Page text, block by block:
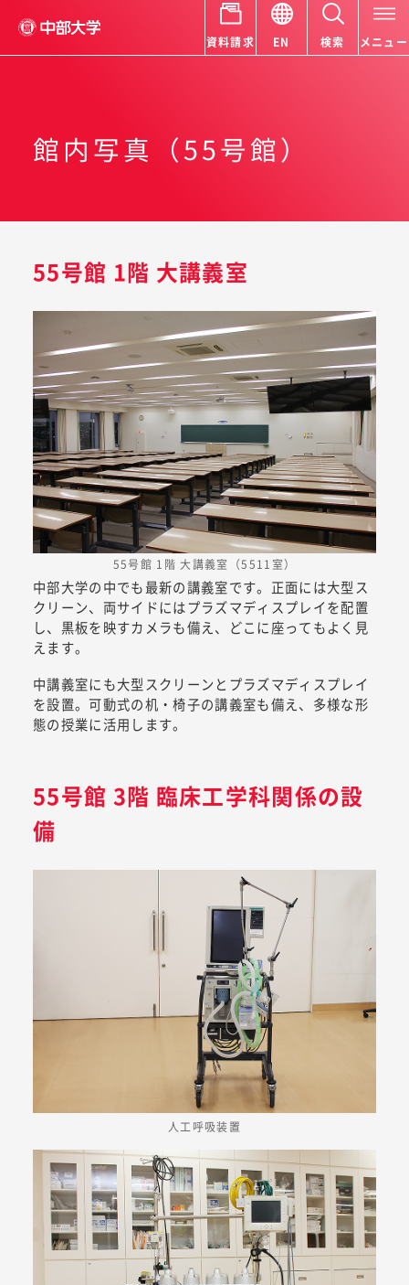
資料請求 EN 検索 メニュー
館内写真（55号館）
55号館 1階 大講義室
55号館 1階 大講義室（5511室）
中部大学の中でも最新の講義室です。正面には大型ス
クリーン、両サイドにはプラズマディスプレイを配置
し、黒板を映すカメラも備え、どこに座ってもよく見
えます。
中講義室にも大型スクリーンとプラズマディスプレイ
を設置。可動式の机・椅子の講義室も備え、多様な形
態の授業に活用します。
55号館 3階 臨床工学科関係の設
備
人工呼吸装置